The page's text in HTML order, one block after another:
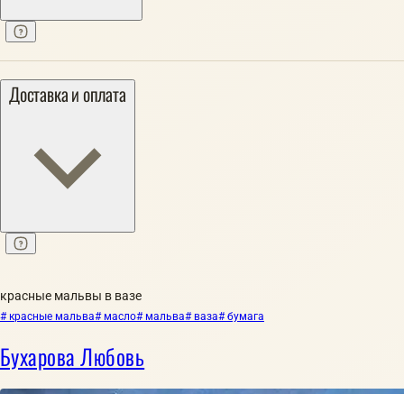
Доставка и оплата
красные мальвы в вазе
# красные мальва# масло# мальва# ваза# бумага
Бухарова Любовь